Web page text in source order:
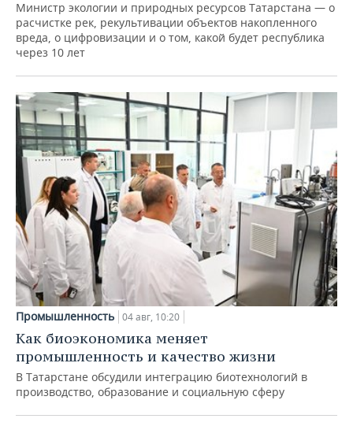
Министр экологии и природных ресурсов Татарстана — о
расчистке рек, рекультивации объектов накопленного
вреда, о цифровизации и о том, какой будет республика
через 10 лет
Промышленность 04 авг, 10:20
Как биоэкономика меняет
промышленность и качество жизни
В Татарстане обсудили интеграцию биотехнологий в
производство, образование и социальную сферу